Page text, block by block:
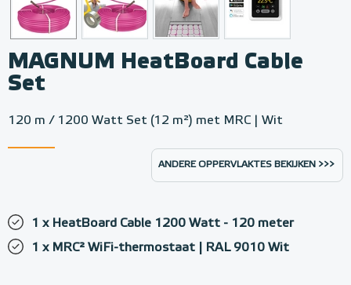
MAGNUM HeatBoard Cable
Set
120 m / 1200 Watt Set (12 m²) met MRC | Wit
ANDERE OPPERVLAKTES BEKIJKEN >>>
1 x HeatBoard Cable 1200 Watt - 120 meter
1 x MRC² WiFi-thermostaat | RAL 9010 Wit